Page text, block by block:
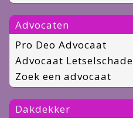
Advocaten
Pro Deo Advocaat
Advocaat Letselschade
Zoek een advocaat
Dakdekker